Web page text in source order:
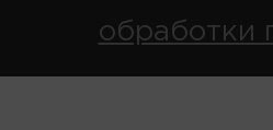
обработки